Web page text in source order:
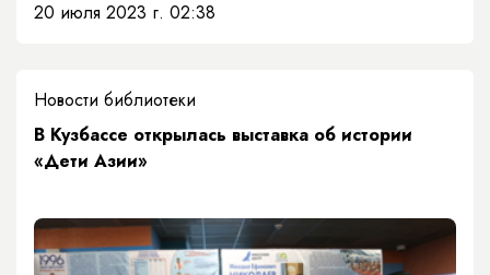
20 июля 2023 г. 02:38
Новости библиотеки
В Кузбассе открылась выставка об истории
«Дети Азии»